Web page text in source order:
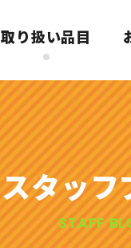
取り扱い品目
スタッフ
STAFF